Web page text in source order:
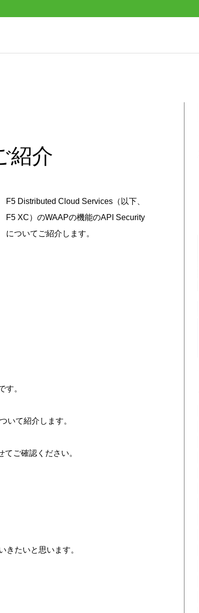
紹介
F5 Distributed Cloud Services（以下、
F5 XC）のWAAPの機能のAPI Security
についてご紹介します。
す。
いて紹介します。
ご確認ください。
きたいと思います。